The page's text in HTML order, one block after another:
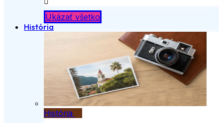
Ukázať všetko
História
História